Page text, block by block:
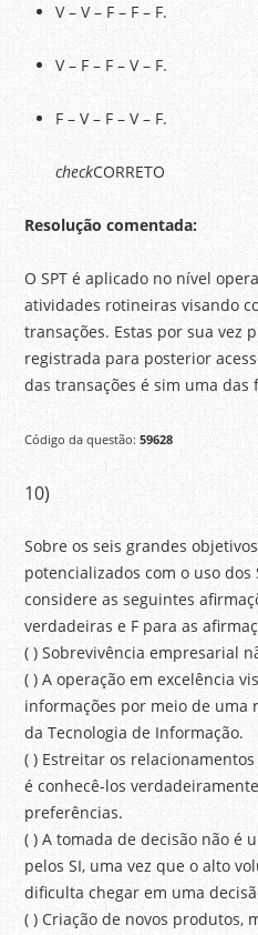
V – V – F – F – F.
V – F – F – V – F.
F – V – F – V – F.
checkCORRETO
Resolução comentada:
O SPT é aplicado no nível
atividades rotineiras visando
transações. Estas por sua vez
registrada para posterior
das transações é sim uma das
Código da questão:59628
10)
Sobre os seis grandes
potencializados com o uso dos
considere as seguintes
verdadeiras e F para as
( ) Sobrevivência empresarial
( ) A operação em excelência
informações por meio de uma
da Tecnologia de Informação.
( ) Estreitar os
é conhecê-los
preferências.
( ) A tomada de decisão não é
pelos SI, uma vez que o alto
dificulta chegar em uma
( ) Criação de novos produtos,